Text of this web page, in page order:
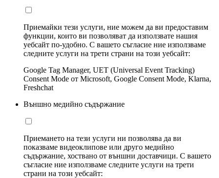
Приемайки тези услуги, ние можем да ви предоставим
функции, които ви позволяват да използвате нашия
уебсайт по-удобно. С вашето съгласие ние използваме
следните услуги на трети страни на този уебсайт:
Google Tag Manager, UET (Universal Event Tracking)
Consent Mode от Microsoft, Google Consent Mode, Klarna,
Freshchat
Външно медийно съдържание
Приемането на тези услуги ни позволява да ви
показваме видеоклипове или друго медийно
съдържание, хоствано от външни доставчици. С вашето
съгласие ние използваме следните услуги на трети
страни на този уебсайт: